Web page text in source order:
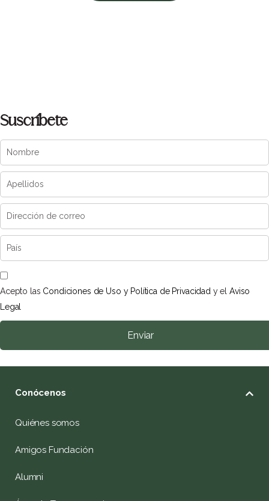
Suscríbete
Acepto las Condiciones de Uso y Política de Privacidad y elAviso
Legal
Enviar
Conócenos
Quiénes somos
Amigos Fundación
Alumni